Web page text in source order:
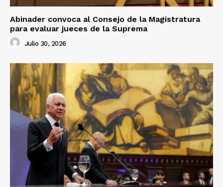
Abinader convoca al Consejo de la Magistratura
para evaluar jueces de la Suprema
Julio 30, 2026